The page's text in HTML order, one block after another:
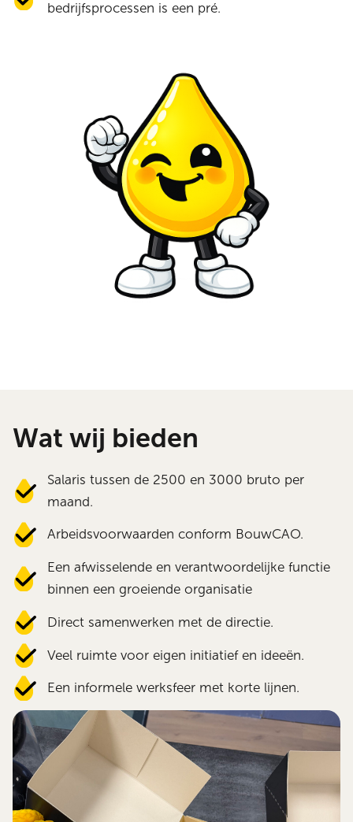
bedrijfsprocessen is een pré.
Wat wij bieden
Salaris tussen de 2500 en 3000 bruto per
maand.
Arbeidsvoorwaarden conform BouwCAO.
Een afwisselende en verantwoordelijke functie
binnen een groeiende organisatie
Direct samenwerken met de directie.
Veel ruimte voor eigen initiatief en ideeën.
Een informele werksfeer met korte lijnen.